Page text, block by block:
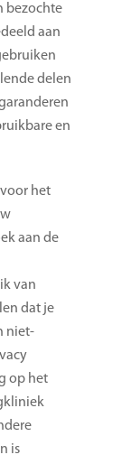
bezochte
aan
delen
en
het
aan de
van
dat je
niet-
op het
is